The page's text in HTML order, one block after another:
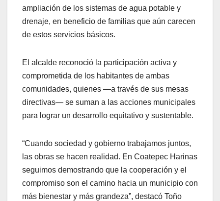
ampliación de los sistemas de agua potable y
drenaje, en beneficio de familias que aún carecen
de estos servicios básicos.
El alcalde reconoció la participación activa y
comprometida de los habitantes de ambas
comunidades, quienes —a través de sus mesas
directivas— se suman a las acciones municipales
para lograr un desarrollo equitativo y sustentable.
“Cuando sociedad y gobierno trabajamos juntos,
las obras se hacen realidad. En Coatepec Harinas
seguimos demostrando que la cooperación y el
compromiso son el camino hacia un municipio con
más bienestar y más grandeza”, destacó Toño